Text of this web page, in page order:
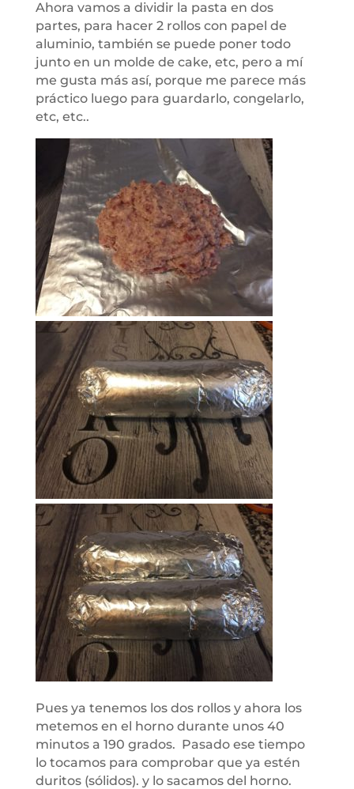
Ahora vamos a dividir la pasta en dos
partes, para hacer 2 rollos con papel de
aluminio, también se puede poner todo
junto en un molde de cake, etc, pero a mí
me gusta más así, porque me parece más
práctico luego para guardarlo, congelarlo,
etc, etc..
Pues ya tenemos los dos rollos y ahora los
metemos en el horno durante unos 40
minutos a 190 grados. Pasado ese tiempo
lo tocamos para comprobar que ya estén
duritos (sólidos). y lo sacamos del horno.